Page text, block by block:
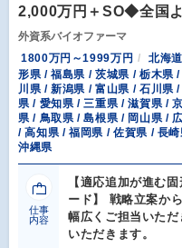
2,000万円＋SO◆全国
外資系バイオファーマ
1800万円～1999万円
北海
形県 / 福島県 / 茨城県 / 栃木県
川県 / 新潟県 / 富山県 / 石川県
県 / 愛知県 / 三重県 / 滋賀県 /
県 / 鳥取県 / 島根県 / 岡山県 /
/ 高知県 / 福岡県 / 佐賀県 / 長
沖縄県
仕事
内容
【適応追加が進む
ード】 戦略立案か
幅広くご担当いた
いただきます。